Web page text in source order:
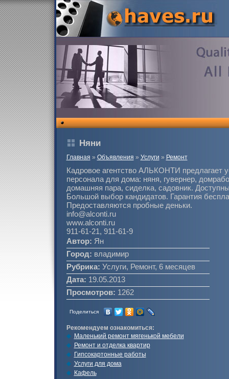
Няни
Главная » Объявления » Услуги » Ремонт
Кадровое агентство АЛЬКОНТИ предлагает
персонала для дома: няня, гувернер,
домашняя пара, сиделка, садовник.
Большой выбор кандидатов. Гарантия
Предоставляются пробные деньки.
info@alconti.ru
www.alconti.ru
911-61-21, 911-61-9
Автор: Ян
Город: владимир
Рубрика: Услуги, Ремонт, 6 месяцев
Дата: 19.05.2013
Просмотров: 1262
Поделиться
Рекомендуем ознакомиться:
Маленький ремонт мягенькой мебели
Ремонт и отделка квартир
Гипсокартонные работы
Услуги для дома
Кафель